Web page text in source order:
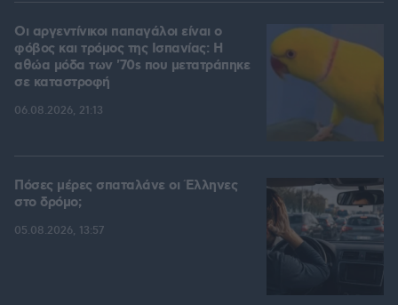
Οι αργεντίνικοι παπαγάλοι είναι ο
φόβος και τρόμος της Ισπανίας: Η
αθώα μόδα των '70s που μετατράπηκε
σε καταστροφή
06.08.2026, 21:13
Πόσες μέρες σπαταλάνε οι Έλληνες
στο δρόμο;
05.08.2026, 13:57